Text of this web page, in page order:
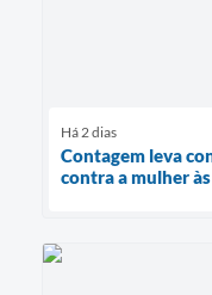
Há 2 dias
Contagem leva
contra a mulher